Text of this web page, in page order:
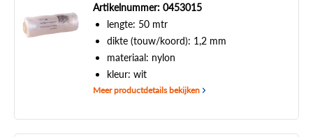
Artikelnummer: 0453015
lengte: 50 mtr
dikte (touw/koord): 1,2 mm
materiaal: nylon
kleur: wit
Meer productdetails bekijken